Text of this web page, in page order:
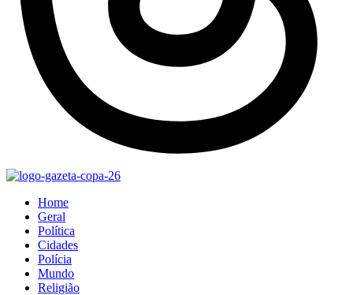
Home
Geral
Política
Cidades
Polícia
Mundo
Religião